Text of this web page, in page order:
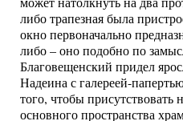
либо трапезная была
окно первоначально
либо – оно подобно по
Благовещенский придел
Надеина с галереей-
того, чтобы присутствовать
основного пространства